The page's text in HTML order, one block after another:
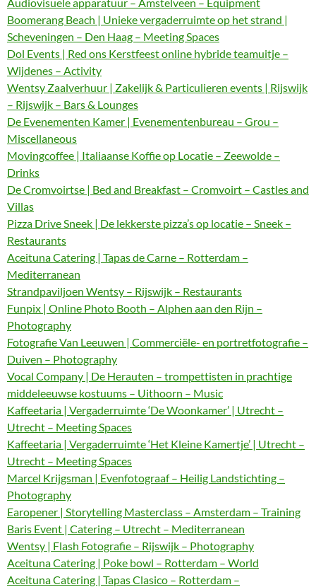
Boomerang Beach | Unieke vergaderruimte op het strand |
Scheveningen – Den Haag – Meeting Spaces
Dol Events | Red ons Kerstfeest online hybride teamuitje –
Wijdenes – Activity
Wentsy Zaalverhuur | Zakelijk & Particulieren events | Rijswijk
– Rijswijk – Bars & Lounges
De Evenementen Kamer | Evenementenbureau – Grou –
Miscellaneous
Movingcoffee | Italiaanse Koffie op Locatie – Zeewolde –
Drinks
De Cromvoirtse | Bed and Breakfast – Cromvoirt – Castles and
Villas
Pizza Drive Sneek | De lekkerste pizza’s op locatie – Sneek –
Restaurants
Aceituna Catering | Tapas de Carne – Rotterdam –
Mediterranean
Strandpaviljoen Wentsy – Rijswijk – Restaurants
Funpix | Online Photo Booth – Alphen aan den Rijn –
Photography
Fotografie Van Leeuwen | Commerciële- en portretfotografie –
Duiven – Photography
Vocal Company | De Herauten – trompettisten in prachtige
middeleeuwse kostuums – Uithoorn – Music
Kaffeetaria | Vergaderruimte ‘De Woonkamer’ | Utrecht –
Utrecht – Meeting Spaces
Kaffeetaria | Vergaderruimte ‘Het Kleine Kamertje’ | Utrecht –
Utrecht – Meeting Spaces
Marcel Krijgsman | Evenfotograaf – Heilig Landstichting –
Photography
Earopener | Storytelling Masterclass – Amsterdam – Training
Baris Event | Catering – Utrecht – Mediterranean
Wentsy | Flash Fotografie – Rijswijk – Photography
Aceituna Catering | Poke bowl – Rotterdam – World
Aceituna Catering | Tapas Clasico – Rotterdam –